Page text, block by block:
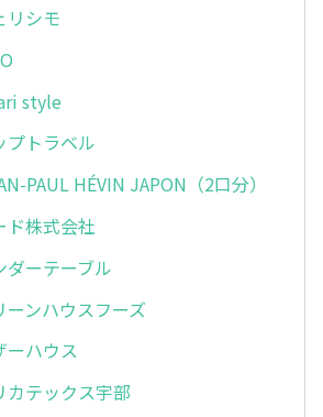
リシモ
style
プトラベル
PAUL HÉVIN JAPON（2口分）
ド株式会社
ーテーブル
ンハウスフーズ
ーハウス
カテックス宇部